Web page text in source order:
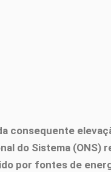
consequente
do Sistema
por fontes de